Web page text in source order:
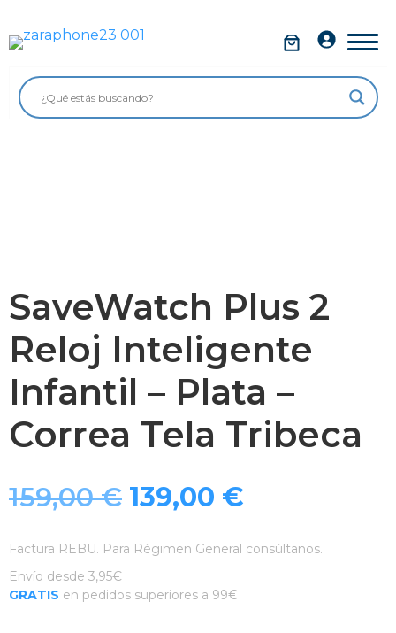
contenido
SaveWatch Plus 2
Reloj Inteligente
Infantil – Plata –
Correa Tela Tribeca
159,00€ El
precio
139,00 €
precio
Factura REBU. Para Régimen General consúltanos.
Envío desde 3,95€
GRATIS en pedidos superiores a 99€
Móviles
Impolutos
Accesorios
Garantía Zaraphone